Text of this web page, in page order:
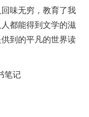
味无穷，教育了我
都能得到文学的滋
到的平凡的世界读